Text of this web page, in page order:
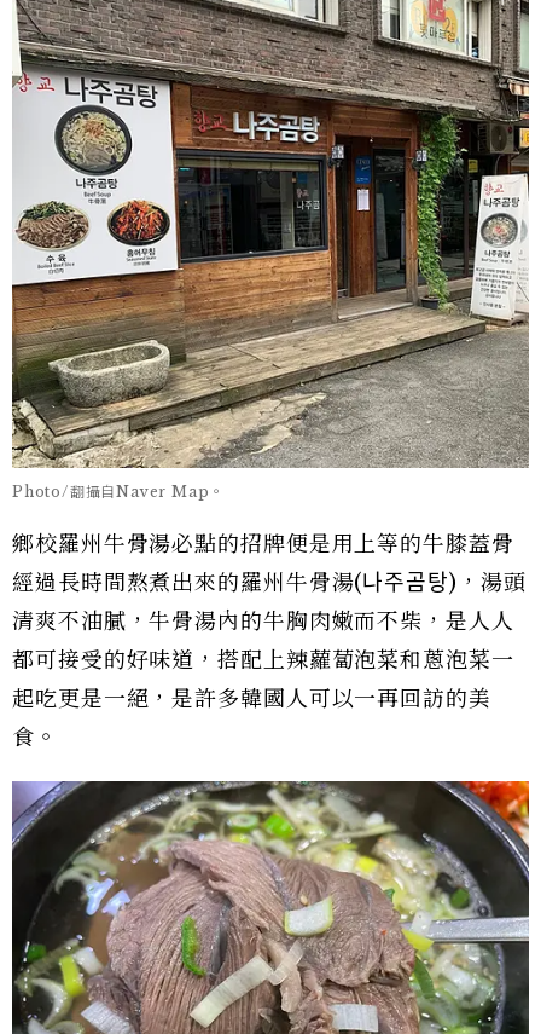
Photo/翻攝自Naver Map。
鄉校羅州牛骨湯必點的招牌便是用上等的牛膝蓋骨
經過長時間熬煮出來的羅州牛骨湯(나주곰탕)，湯頭
清爽不油膩，牛骨湯內的牛胸肉嫩而不柴，是人人
都可接受的好味道，搭配上辣蘿蔔泡菜和蔥泡菜一
起吃更是一絕，是許多韓國人可以一再回訪的美
食。